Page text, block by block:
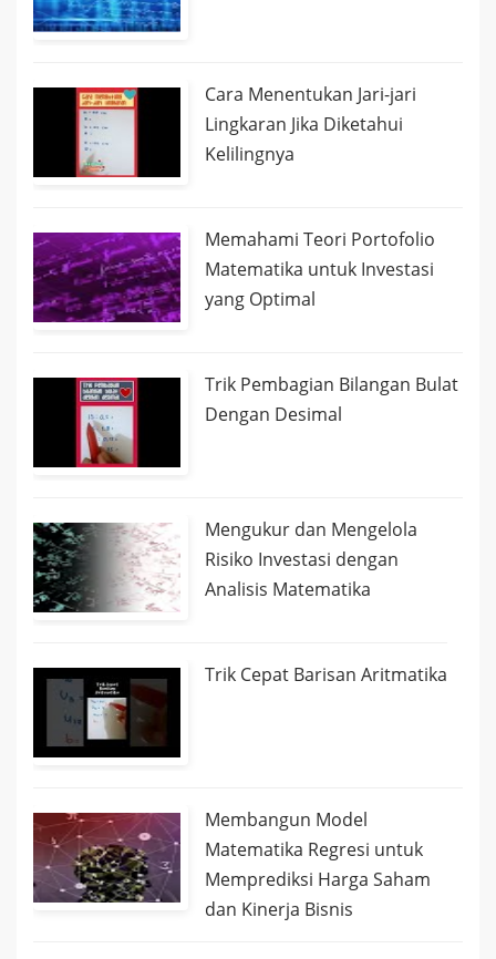
Cara Menentukan Jari-jari
Lingkaran Jika Diketahui
Kelilingnya
Memahami Teori Portofolio
Matematika untuk Investasi
yang Optimal
Trik Pembagian Bilangan Bulat
Dengan Desimal
Mengukur dan Mengelola
Risiko Investasi dengan
Analisis Matematika
Trik Cepat Barisan Aritmatika
Membangun Model
Matematika Regresi untuk
Memprediksi Harga Saham
dan Kinerja Bisnis